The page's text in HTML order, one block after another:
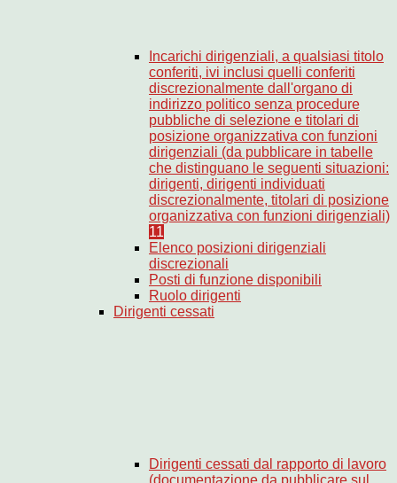
Incarichi dirigenziali, a qualsiasi titolo
conferiti, ivi inclusi quelli conferiti
discrezionalmente dall'organo di
indirizzo politico senza procedure
pubbliche di selezione e titolari di
posizione organizzativa con funzioni
dirigenziali (da pubblicare in tabelle
che distinguano le seguenti situazioni:
dirigenti, dirigenti individuati
discrezionalmente, titolari di posizione
organizzativa con funzioni dirigenziali)
11
Elenco posizioni dirigenziali
discrezionali
Posti di funzione disponibili
Ruolo dirigenti
Dirigenti cessati
Dirigenti cessati dal rapporto di lavoro